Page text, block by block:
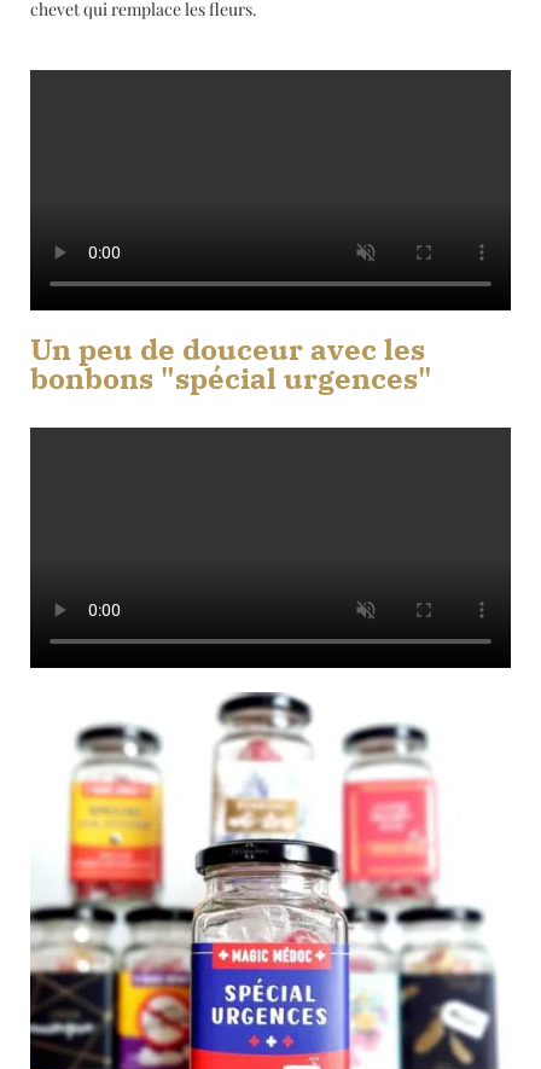
chevet qui remplace les fleurs.
Un peu de douceur avec les
bonbons "spécial urgences"